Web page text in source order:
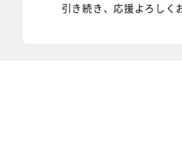
引き続き、応援よろしく